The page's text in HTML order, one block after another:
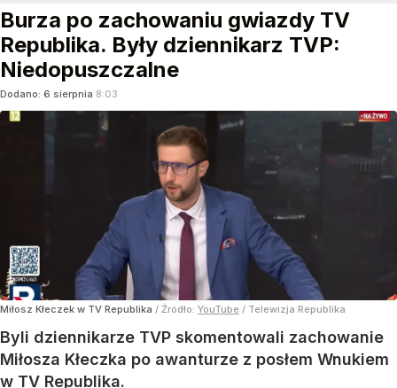
Burza po zachowaniu gwiazdy TV
Republika. Były dziennikarz TVP:
Niedopuszczalne
Dodano: 6 sierpnia 8:03
Miłosz Kłeczek w TV Republika / Źródło: YouTube / Telewizja Republika
Byli dziennikarze TVP skomentowali zachowanie
Miłosza Kłeczka po awanturze z posłem Wnukiem
w TV Republika.